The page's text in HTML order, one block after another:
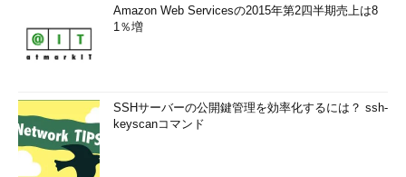
Amazon Web Servicesの2015年第2四半期売上は8
1％増
SSHサーバーの公開鍵管理を効率化するには？ ssh-
keyscanコマンド